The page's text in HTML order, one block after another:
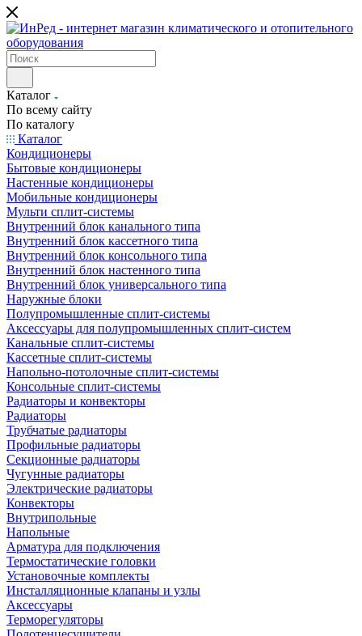
Каталог
По всему сайту
По каталогу
Каталог
Кондиционеры
Бытовые кондиционеры
Настенные кондиционеры
Мобильные кондиционеры
Мульти сплит-системы
Внутренний блок канального типа
Внутренний блок кассетного типа
Внутренний блок консольного типа
Внутренний блок настенного типа
Внутренний блок универсального типа
Наружные блоки
Полупромышленные сплит-системы
Аксессуары для полупромышленных сплит-систем
Канальные сплит-системы
Кассетные сплит-системы
Напольно-потолочные сплит-системы
Консольные сплит-системы
Радиаторы и конвекторы
Радиаторы
Трубчатые радиаторы
Профильные радиаторы
Секционные радиаторы
Чугунные радиаторы
Электрические радиаторы
Конвекторы
Внутрипольные
Напольные
Арматура для подключения
Термостатические головки
Установочные комплекты
Инсталляционные клапаны и узлы
Аксессуары
Терморегуляторы